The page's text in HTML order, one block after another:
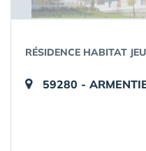
RÉSIDENCE HABITAT
59280 -